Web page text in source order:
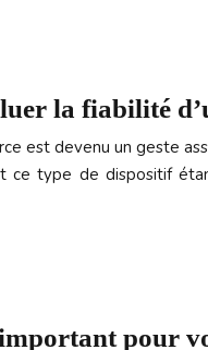
la fiabilité
est devenu un geste
ce type de dispositif
pour